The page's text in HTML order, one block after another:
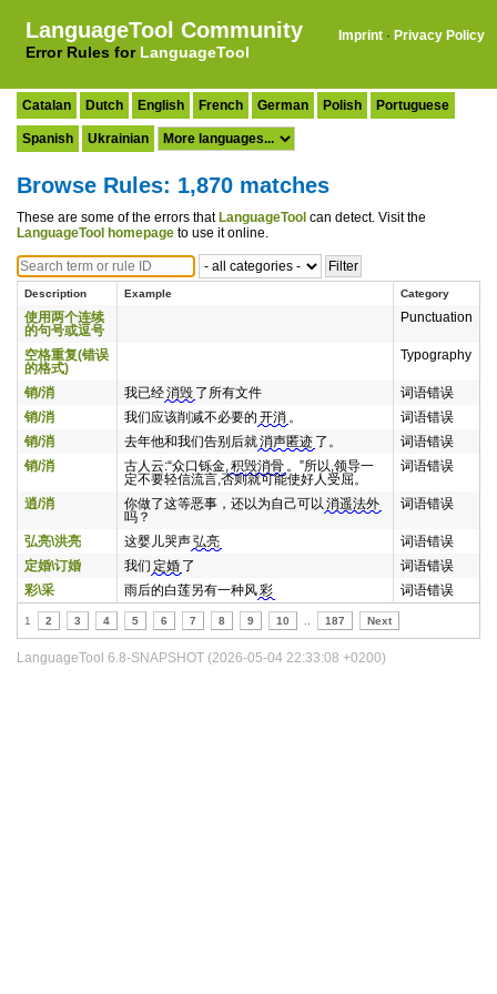
LanguageTool Community
Error Rules for LanguageTool
Imprint · Privacy Policy
Catalan Dutch English French German Polish Portuguese
Spanish Ukrainian
Browse Rules: 1,870 matches
These are some of the errors that LanguageTool can detect. Visit the
LanguageTool homepage to use it online.
Description Example Category
使用两个连续
的句号或逗号
Punctuation
空格重复(错误
的格式)
Typography
销/消 我已经消毁 了所有文件
词语错误
销/消
我们应该削减不必要的 开消 。
词语错误
销/消
去年他和我们告别后就消声匿迹 了。
词语错误
销/消
古人云:“众口铄金,积毁消骨 。”所以,领导一
定不要轻信流言,否则就可能使好人受屈。
词语错误
逍/消 你做了这等恶事，还以为自己可以 消遥法外
吗？
词语错误
弘亮\洪亮 这婴儿哭声弘亮
词语错误
定婚\订婚
我们 定婚 了
词语错误
彩\采
雨后的白莲另有一种风彩 词语错误
1 2 3 4 5 6 7 8 9 10 187 Next
LanguageTool 6.8-SNAPSHOT (2026-05-04 22:33:08 +0200)